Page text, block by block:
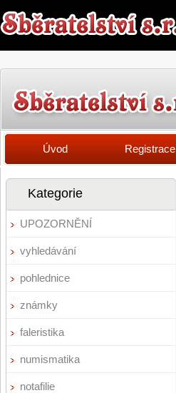
Úvod Registrace
Kategorie
UPOZORNĚNÍ
vyhledávání
pohlednice
známky
faleristika
numismatika
notafilie